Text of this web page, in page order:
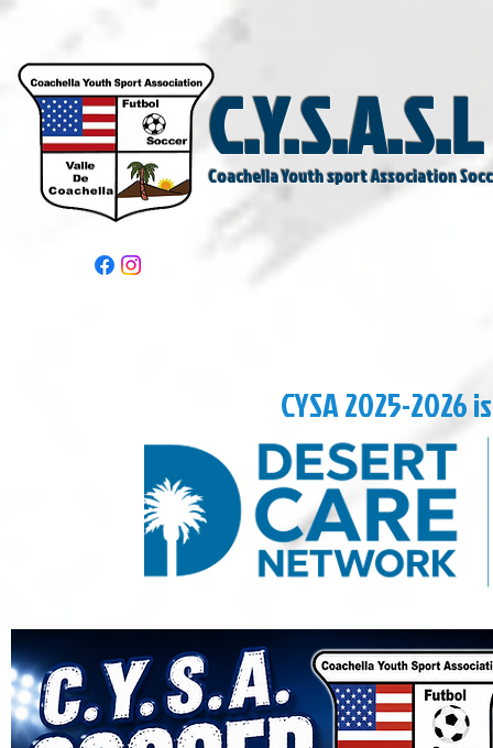
C.Y.S.A.S.L
Coachella Youth sport Association
CYSA 2025-2026